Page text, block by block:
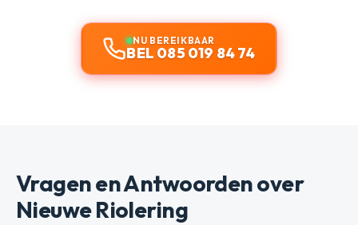
NU BEREIKBAAR
BEL 085 019 84 74
Vragen en Antwoorden over
Nieuwe Riolering